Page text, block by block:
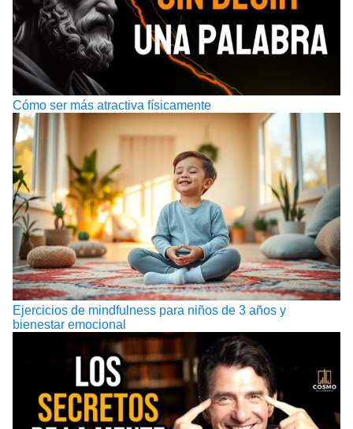
Cómo ser más atractiva físicamente
Ejercicios de mindfulness para niños de 3 años y
bienestar emocional